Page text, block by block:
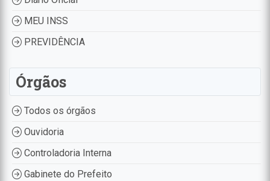
MEU INSS
PREVIDÊNCIA
Órgãos
Todos os órgãos
Ouvidoria
Controladoria Interna
Gabinete do Prefeito